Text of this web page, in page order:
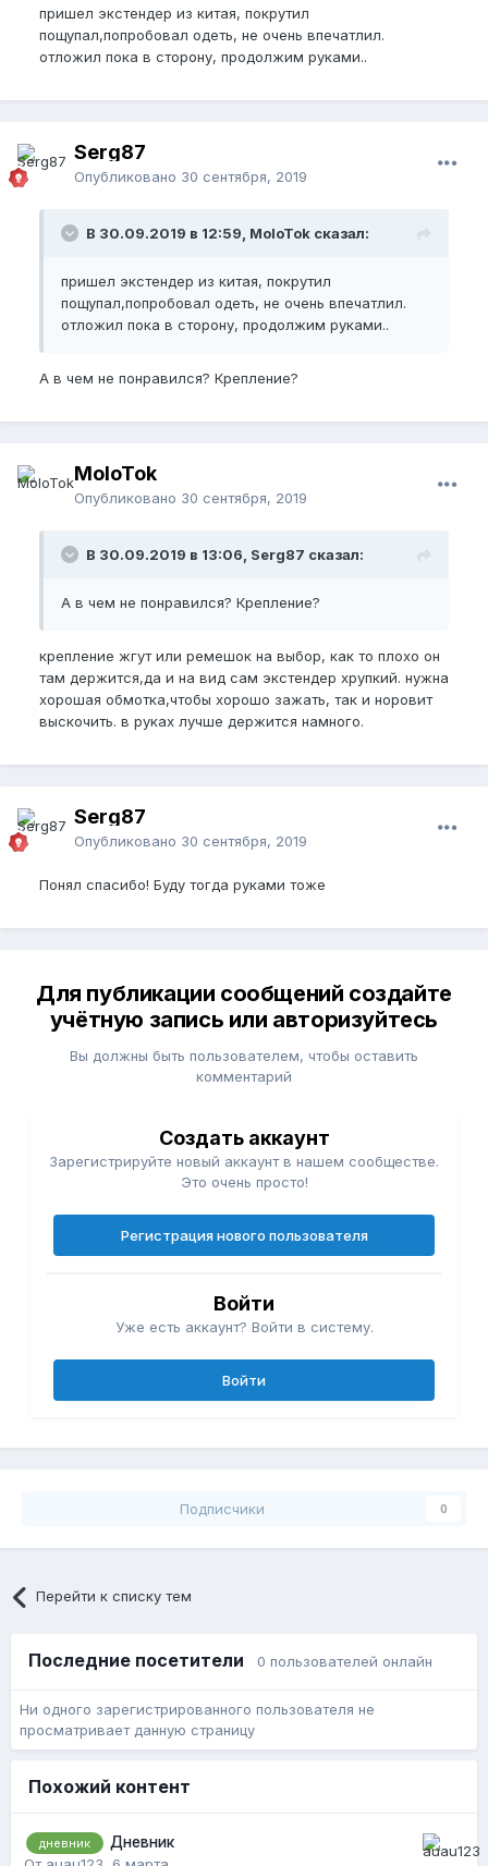
пришел экстендер из китая, покрутил
пощупал,попробовал одеть, не очень впечатлил.
отложил пока в сторону, продолжим руками..
Serg87
Опубликовано 30 сентября, 2019
В 30.09.2019 в 12:59, MoloTok сказал:
пришел экстендер из китая, покрутил
пощупал,попробовал одеть, не очень впечатлил.
отложил пока в сторону, продолжим руками..
А в чем не понравился? Крепление?
MoloTok
Опубликовано 30 сентября, 2019
В 30.09.2019 в 13:06, Serg87 сказал:
А в чем не понравился? Крепление?
крепление жгут или ремешок на выбор, как то плохо он
там держится,да и на вид сам экстендер хрупкий. нужна
хорошая обмотка,чтобы хорошо зажать, так и норовит
выскочить. в руках лучше держится намного.
Serg87
Опубликовано 30 сентября, 2019
Понял спасибо! Буду тогда руками тоже
Для публикации сообщений создайте
учётную запись или авторизуйтесь
Вы должны быть пользователем, чтобы оставить
комментарий
Создать аккаунт
Зарегистрируйте новый аккаунт в нашем сообществе.
Это очень просто!
Регистрация нового пользователя
Войти
Уже есть аккаунт? Войти в систему.
Войти
Подписчики 0
Перейти к списку тем
Последние посетители 0 пользователей онлайн
Ни одного зарегистрированного пользователя не
просматривает данную страницу
Похожий контент
дневник
Дневник